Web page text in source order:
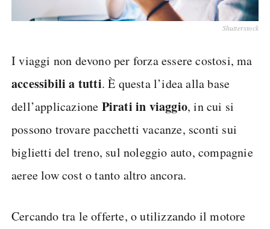
Shutterstock
I viaggi non devono per forza essere costosi, ma
accessibili a tutti. È questa l’idea alla base
dell’applicazione Pirati in viaggio, in cui si
possono trovare pacchetti vacanze, sconti sui
biglietti del treno, sul noleggio auto, compagnie
aeree low cost o tanto altro ancora.
Cercando tra le offerte, o utilizzando il motore